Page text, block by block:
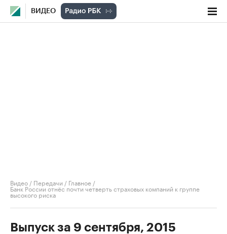
ВИДЕО
Видео / Передачи / Главное /
Банк России отнёс почти четверть страховых компаний к группе
высокого риска
Выпуск за 9 сентября, 2015